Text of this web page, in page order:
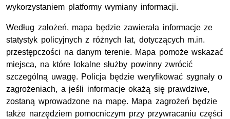
wykorzystaniem platformy wymiany informacji.
Według założeń, mapa będzie zawierała informacje ze
statystyk policyjnych z różnych lat, dotyczących m.in.
przestępczości na danym terenie. Mapa pomoże wskazać
miejsca, na które lokalne służby powinny zwrócić
szczególną uwagę. Policja będzie weryfikować sygnały o
zagrożeniach, a jeśli informacje okażą się prawdziwe,
zostaną wprowadzone na mapę. Mapa zagrożeń będzie
także narzędziem pomocniczym przy przywracaniu części